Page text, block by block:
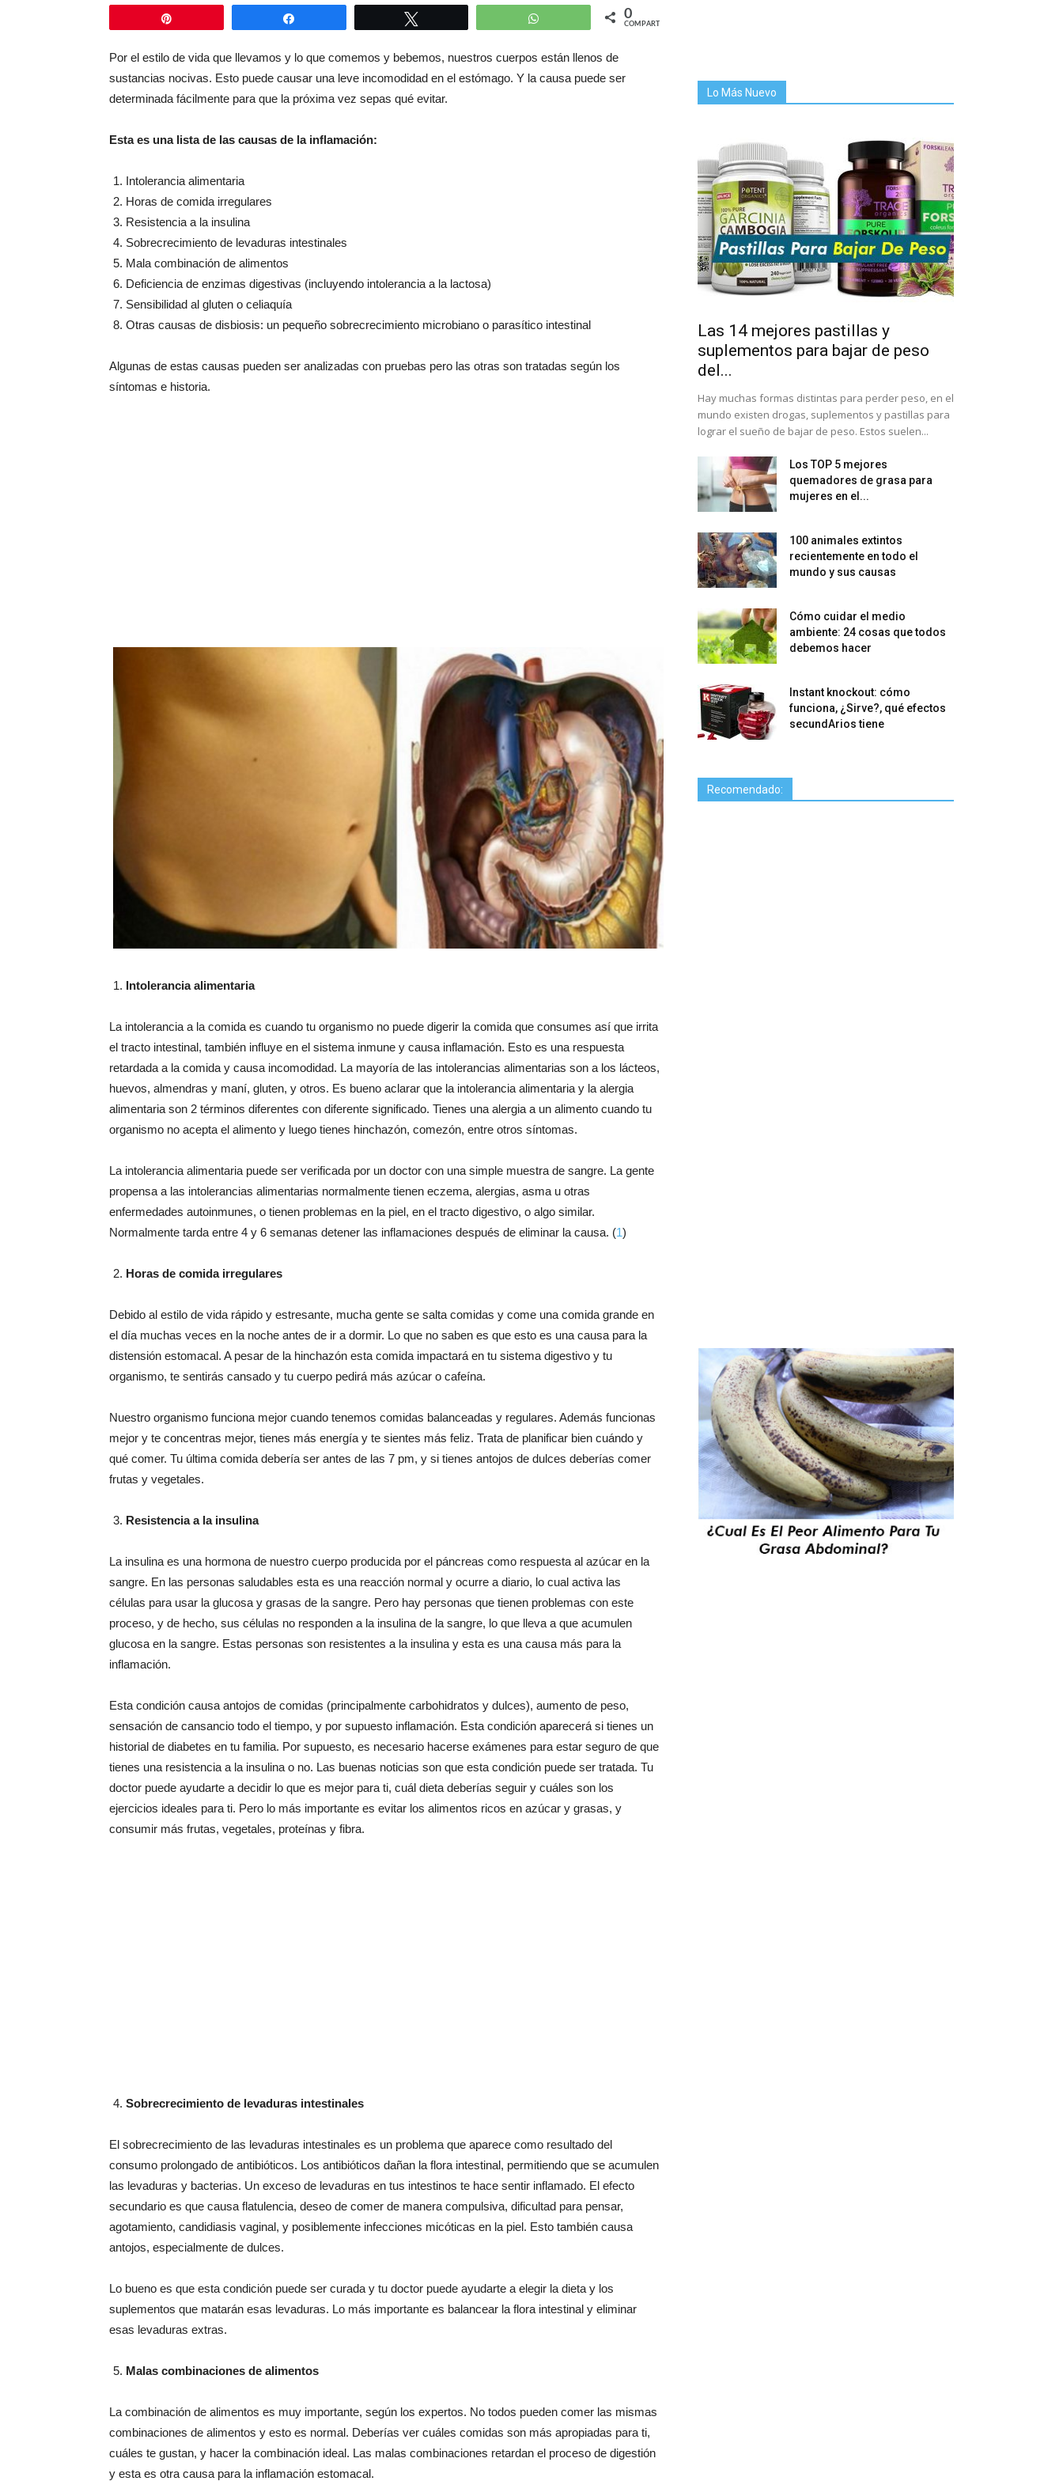
0
COMPARTIR
Por el estilo de vida que llevamos y lo que comemos y bebemos, nuestros cuerpos están llenos de
sustancias nocivas. Esto puede causar una leve incomodidad en el estómago. Y la causa puede ser
determinada fácilmente para que la próxima vez sepas qué evitar.
Esta es una lista de las causas de la inflamación:
Intolerancia alimentaria
Horas de comida irregulares
Resistencia a la insulina
Sobrecrecimiento de levaduras intestinales
Mala combinación de alimentos
Deficiencia de enzimas digestivas (incluyendo intolerancia a la lactosa)
Sensibilidad al gluten o celiaquía
Otras causas de disbiosis: un pequeño sobrecrecimiento microbiano o parasítico intestinal
Algunas de estas causas pueden ser analizadas con pruebas pero las otras son tratadas según los
síntomas e historia.
Intolerancia alimentaria
La intolerancia a la comida es cuando tu organismo no puede digerir la comida que consumes así que irrita
el tracto intestinal, también influye en el sistema inmune y causa inflamación. Esto es una respuesta
retardada a la comida y causa incomodidad. La mayoría de las intolerancias alimentarias son a los lácteos,
huevos, almendras y maní, gluten, y otros. Es bueno aclarar que la intolerancia alimentaria y la alergia
alimentaria son 2 términos diferentes con diferente significado. Tienes una alergia a un alimento cuando tu
organismo no acepta el alimento y luego tienes hinchazón, comezón, entre otros síntomas.
La intolerancia alimentaria puede ser verificada por un doctor con una simple muestra de sangre. La gente
propensa a las intolerancias alimentarias normalmente tienen eczema, alergias, asma u otras
enfermedades autoinmunes, o tienen problemas en la piel, en el tracto digestivo, o algo similar.
Normalmente tarda entre 4 y 6 semanas detener las inflamaciones después de eliminar la causa. (1)
Horas de comida irregulares
Debido al estilo de vida rápido y estresante, mucha gente se salta comidas y come una comida grande en
el día muchas veces en la noche antes de ir a dormir. Lo que no saben es que esto es una causa para la
distensión estomacal. A pesar de la hinchazón esta comida impactará en tu sistema digestivo y tu
organismo, te sentirás cansado y tu cuerpo pedirá más azúcar o cafeína.
Nuestro organismo funciona mejor cuando tenemos comidas balanceadas y regulares. Además funcionas
mejor y te concentras mejor, tienes más energía y te sientes más feliz. Trata de planificar bien cuándo y
qué comer. Tu última comida debería ser antes de las 7 pm, y si tienes antojos de dulces deberías comer
frutas y vegetales.
Resistencia a la insulina
La insulina es una hormona de nuestro cuerpo producida por el páncreas como respuesta al azúcar en la
sangre. En las personas saludables esta es una reacción normal y ocurre a diario, lo cual activa las
células para usar la glucosa y grasas de la sangre. Pero hay personas que tienen problemas con este
proceso, y de hecho, sus células no responden a la insulina de la sangre, lo que lleva a que acumulen
glucosa en la sangre. Estas personas son resistentes a la insulina y esta es una causa más para la
inflamación.
Esta condición causa antojos de comidas (principalmente carbohidratos y dulces), aumento de peso,
sensación de cansancio todo el tiempo, y por supuesto inflamación. Esta condición aparecerá si tienes un
historial de diabetes en tu familia. Por supuesto, es necesario hacerse exámenes para estar seguro de que
tienes una resistencia a la insulina o no. Las buenas noticias son que esta condición puede ser tratada. Tu
doctor puede ayudarte a decidir lo que es mejor para ti, cuál dieta deberías seguir y cuáles son los
ejercicios ideales para ti. Pero lo más importante es evitar los alimentos ricos en azúcar y grasas, y
consumir más frutas, vegetales, proteínas y fibra.
Sobrecrecimiento de levaduras intestinales
El sobrecrecimiento de las levaduras intestinales es un problema que aparece como resultado del
consumo prolongado de antibióticos. Los antibióticos dañan la flora intestinal, permitiendo que se acumulen
las levaduras y bacterias. Un exceso de levaduras en tus intestinos te hace sentir inflamado. El efecto
secundario es que causa flatulencia, deseo de comer de manera compulsiva, dificultad para pensar,
agotamiento, candidiasis vaginal, y posiblemente infecciones micóticas en la piel. Esto también causa
antojos, especialmente de dulces.
Lo bueno es que esta condición puede ser curada y tu doctor puede ayudarte a elegir la dieta y los
suplementos que matarán esas levaduras. Lo más importante es balancear la flora intestinal y eliminar
esas levaduras extras.
Malas combinaciones de alimentos
La combinación de alimentos es muy importante, según los expertos. No todos pueden comer las mismas
combinaciones de alimentos y esto es normal. Deberías ver cuáles comidas son más apropiadas para ti,
cuáles te gustan, y hacer la combinación ideal. Las malas combinaciones retardan el proceso de digestión
y esta es otra causa para la inflamación estomacal.
Lo Más Nuevo
Las 14 mejores pastillas y
suplementos para bajar de peso
del...
Hay muchas formas distintas para perder peso, en el
mundo existen drogas, suplementos y pastillas para
lograr el sueño de bajar de peso. Estos suelen...
Los TOP 5 mejores
quemadores de grasa para
mujeres en el...
100 animales extintos
recientemente en todo el
mundo y sus causas
Cómo cuidar el medio
ambiente: 24 cosas que todos
debemos hacer
Instant knockout: cómo
funciona, ¿Sirve?, qué efectos
secundArios tiene
Recomendado: